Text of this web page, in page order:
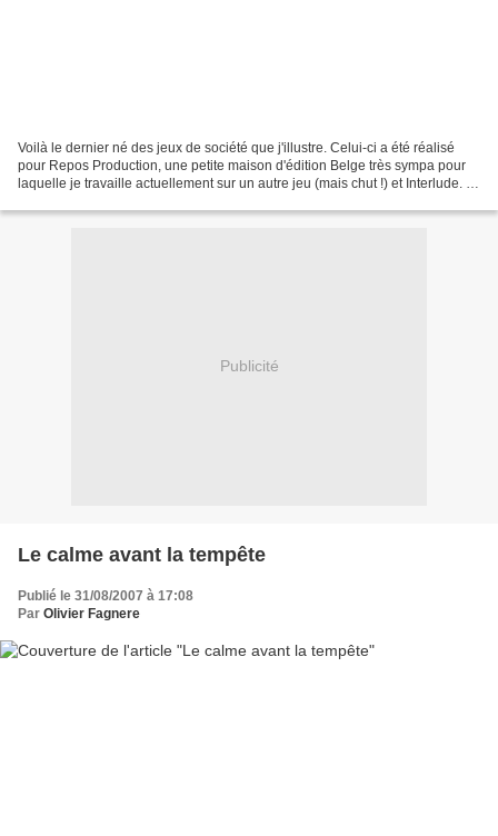
Voilà le dernier né des jeux de société que j'illustre. Celui-ci a été réalisé
pour Repos Production, une petite maison d'édition Belge très sympa pour
laquelle je travaille actuellement sur un autre jeu (mais chut !) et Interlude. Je
Publicité
Le calme avant la tempête
Publié le 31/08/2007 à 17:08
Par Olivier Fagnere